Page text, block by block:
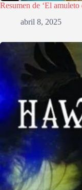
Resumen de ‘El amuleto
abril 8, 2025